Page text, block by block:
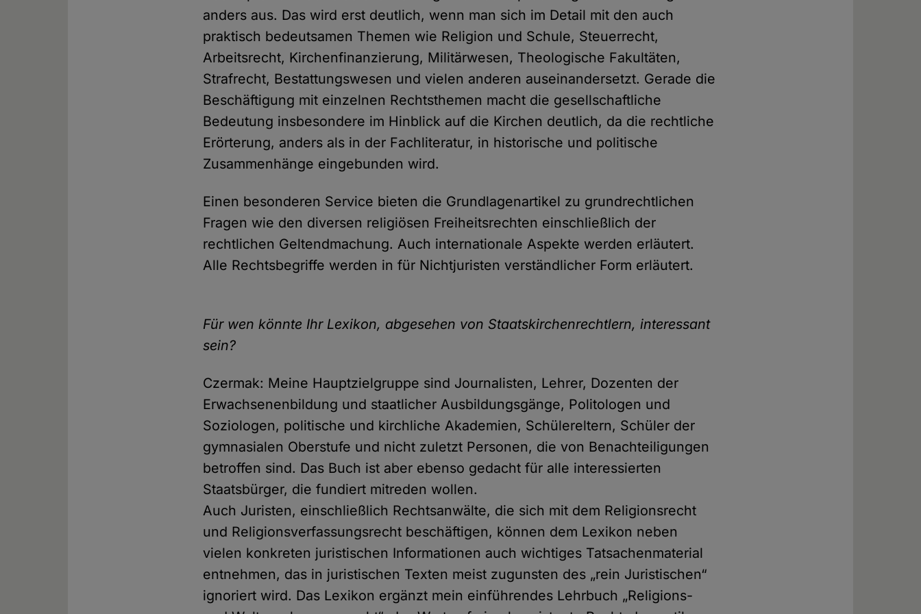
anders aus. Das wird erst deutlich, wenn man sich im Detail mit den auch
praktisch bedeutsamen Themen wie Religion und Schule, Steuerrecht,
Arbeitsrecht, Kirchenfinanzierung, Militärwesen, Theologische Fakultäten,
Strafrecht, Bestattungswesen und vielen anderen auseinandersetzt. Gerade die
Beschäftigung mit einzelnen Rechtsthemen macht die gesellschaftliche
Bedeutung insbesondere im Hinblick auf die Kirchen deutlich, da die rechtliche
Erörterung, anders als in der Fachliteratur, in historische und politische
Zusammenhänge eingebunden wird.
Einen besonderen Service bieten die Grundlagenartikel zu grundrechtlichen
Fragen wie den diversen religiösen Freiheitsrechten einschließlich der
rechtlichen Geltendmachung. Auch internationale Aspekte werden erläutert.
Alle Rechtsbegriffe werden in für Nichtjuristen verständlicher Form erläutert.
Für wen könnte Ihr Lexikon, abgesehen von Staatskirchenrechtlern, interessant
sein?
Czermak: Meine Hauptzielgruppe sind Journalisten, Lehrer, Dozenten der
Erwachsenenbildung und staatlicher Ausbildungsgänge, Politologen und
Soziologen, politische und kirchliche Akademien, Schülereltern, Schüler der
gymnasialen Oberstufe und nicht zuletzt Personen, die von Benachteiligungen
betroffen sind. Das Buch ist aber ebenso gedacht für alle interessierten
Staatsbürger, die fundiert mitreden wollen.
Auch Juristen, einschließlich Rechtsanwälte, die sich mit dem Religionsrecht
und Religionsverfassungsrecht beschäftigen, können dem Lexikon neben
vielen konkreten juristischen Informationen auch wichtiges Tatsachenmaterial
entnehmen, das in juristischen Texten meist zugunsten des „rein Juristischen“
ignoriert wird. Das Lexikon ergänzt mein einführendes Lehrbuch „Religions-